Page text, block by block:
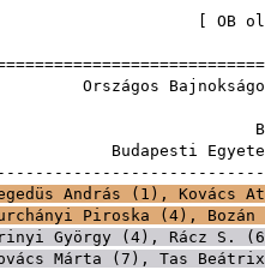
OB
András ( 1 ), Kovács
Piroska ( 4 ), Bozán
György ( 4 ), Rácz S. ( 6
Márta ( 7 ), Tas Beátrix